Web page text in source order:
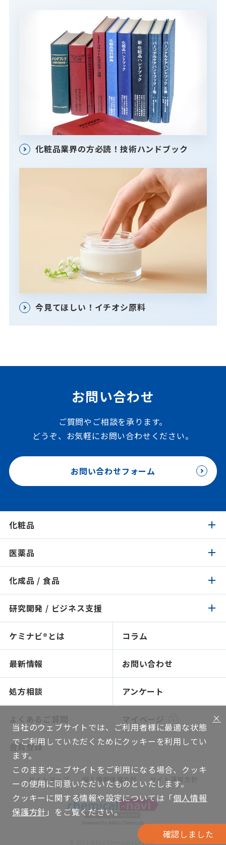
化粧品業界の方必読！技術ハンドブック
今見てほしい！イチオシ原料
お問い合わせ
ご質問やご相談を承ります。
どうぞ、お気軽にお問い合わせください。
お問い合わせフォーム
化粧品
化粧品トップ
製品検索
イチオシ原料
認証 / サステナビリティ
感触で選ぶ
NIKO-BEAUTY（コンセプト＆処方提案）
医薬品
医薬品トップ
製品検索
イチオシ原料
処方検索
化成品 / 食品
化成品 / 食品トップ
製品検索
ソリューション技術
研究開発 / ビジネス支援
研究開発 / ビジネス支援トップ
人材育成～開放研究室
ショールームのご紹介
ソリューション提案
グローバルネットワーク
機能評価
WEB講座
技術ハンドブック
ケミナビ®とは コラム
最新情報 お問い合わせ
処方相談 アンケート
会員登録
サイトマップ 個人情報保護方針 サイト運営方針
© 2023 Nikko Chemicals Co., Ltd.
×
当社のウェブサイトでは、ご利用者様に最適な状態
でご利用していただくためにクッキーを利用してい
ます。
このままウェブサイトをご利用になる場合、クッキ
ーの使用に同意いただいたものといたします。
クッキーに関する情報や設定については「個人情報
保護方針 」をご覧ください。
確認しました